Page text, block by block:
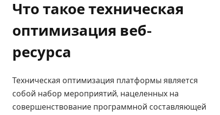
Что такое техническая
оптимизация веб-
ресурса
Техническая оптимизация платформы является
собой набор мероприятий, нацеленных на
совершенствование программной составляющей